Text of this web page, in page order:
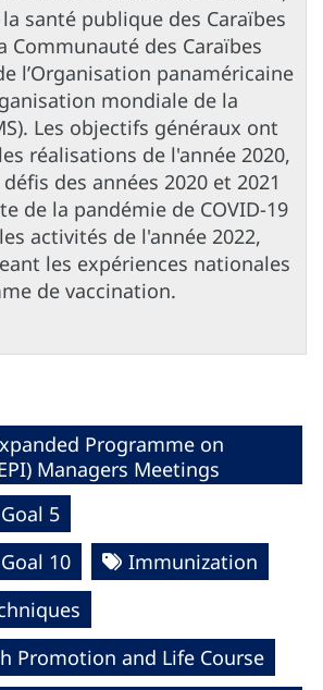
la santé publique des Caraïbes
Communauté des Caraïbes
l’Organisation panaméricaine
mondiale de la
Les objectifs généraux ont
réalisations de l'année 2020,
des années 2020 et 2021
de la pandémie de COVID-19
activités de l'année 2022,
les expériences nationales
de vaccination.
Programme on
Managers Meetings
5
10
Immunization
Promotion and Life Course